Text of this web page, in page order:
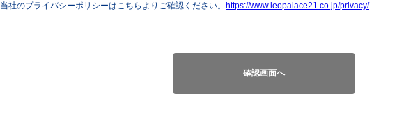
当社のプライバシーポリシーはこちらよりご確認ください。 https://www.leopalace21.co.jp/privacy/